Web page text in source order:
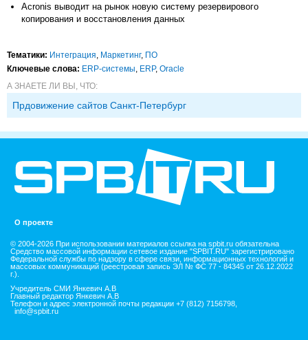
Acronis выводит на рынок новую систему резервирового
копирования и восстановления данных
Тематики: Интеграция Маркетинг, ПО
Ключевые слова: ERP-системы ERP, Oracle
А ЗНАЕТЕ ЛИ ВЫ, ЧТО:
Прдовижение сайтов Санкт-Петербург
О проекте
© 2004-2026 При использовании материалов ссылка на spbit.ru обязательна
Средство массовой информации сетевое издание "SPBIT.RU" зарегистрировано
Федеральной службы по надзору в сфере связи, информационных технологий и
массовых коммуникаций (реестровая запись ЭЛ № ФС 77 - 84345 от 26.12.2022
г.).
Учредитель СМИ Янкевич А.В
Главный редактор Янкевич А.В
Телефон и адрес электронной почты редакции +7 (812) 7156798,
info@spbit.ru